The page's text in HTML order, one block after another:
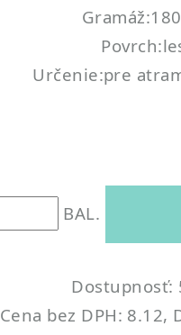
Určenie:pre
BAL.
Dostupnosť:
Cena bez DPH: 8.12,